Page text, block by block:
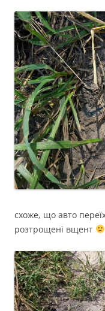
схоже, що авто
розтрощені вщент